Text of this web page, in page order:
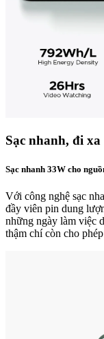
Sạc nhanh, đi
Sạc nhanh 33W cho
Với công nghệ sạc
đầy viên pin dung
những ngày làm việc
thậm chí còn cho